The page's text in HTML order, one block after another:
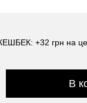
+32 грн на
В